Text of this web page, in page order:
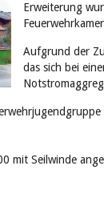
Erweiterung
Aufgrund der
das sich bei
mit Seilwinde